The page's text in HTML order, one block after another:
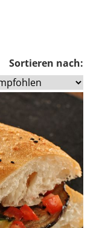
Sortieren nach: